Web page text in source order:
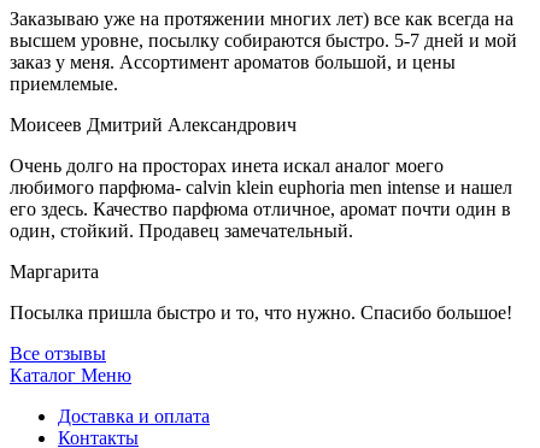
Заказываю уже на протяжении многих лет) все как всегда на
высшем уровне, посылку собираются быстро. 5-7 дней и мой
заказ у меня. Ассортимент ароматов большой, и цены
приемлемые.
Моисеев Дмитрий Александрович
Очень долго на просторах инета искал аналог моего
любимого парфюма- calvin klein euphoria men intense и нашел
его здесь. Качество парфюма отличное, аромат почти один в
один, стойкий. Продавец замечательный.
Маргарита
Посылка пришла быстро и то, что нужно. Спасибо большое!
Все отзывы
Каталог Меню
Доставка и оплата
Контакты